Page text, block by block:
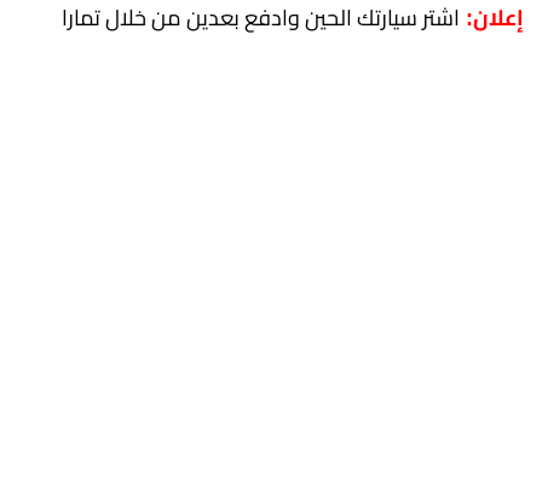
إعلان: اشتر سيارتك الحين وادفع بعدين من خلال تمارا